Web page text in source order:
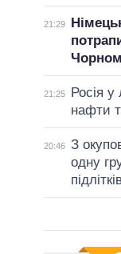
21:29
21:25
Росія
нафти
20:46 З
одну